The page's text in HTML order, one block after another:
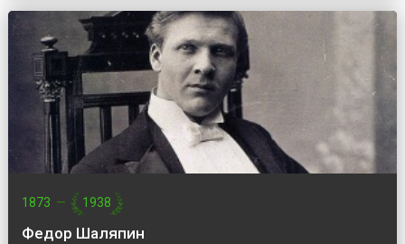
1873 — 1938
Федор Шаляпин